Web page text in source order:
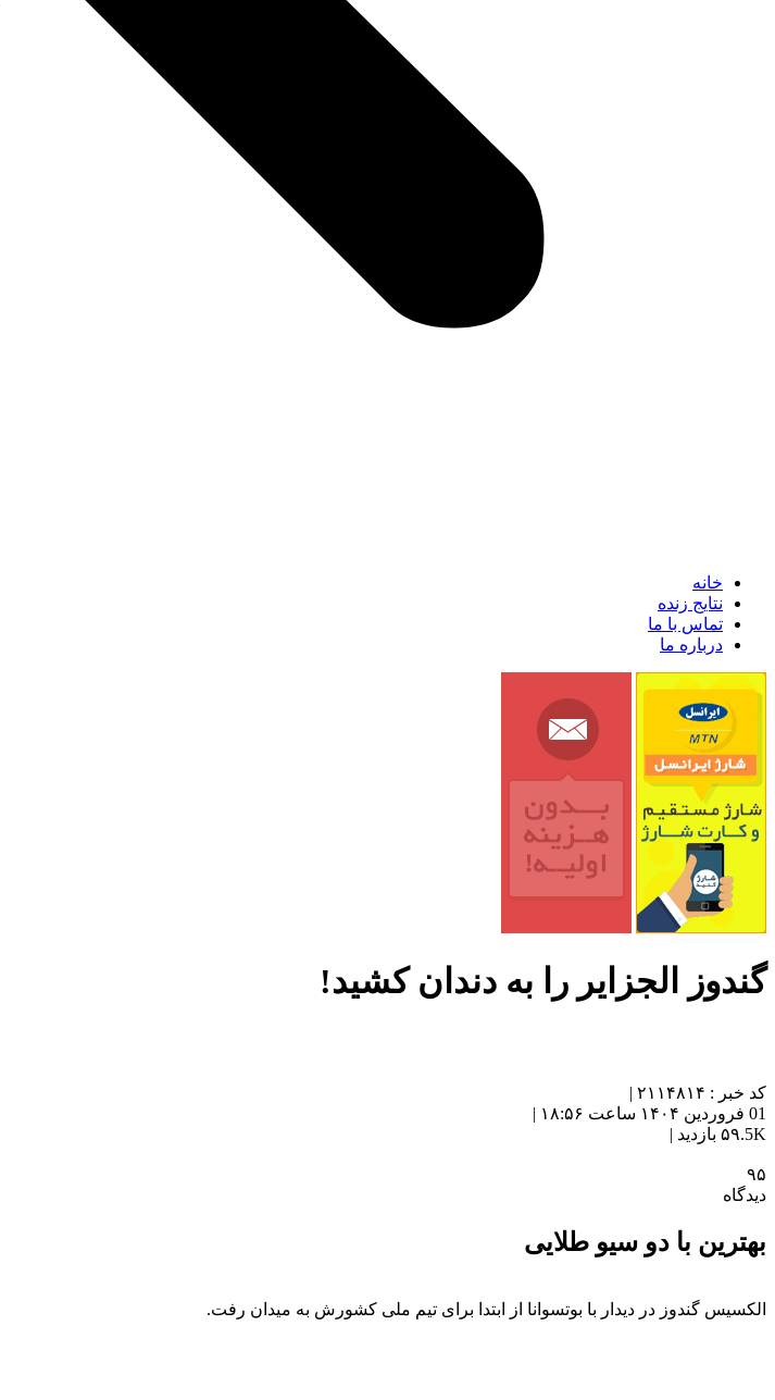
خانه
نتایج زنده
تماس با ما
درباره ما
گندوز الجزایر را به دندان کشید!
کد خبر : ۲۱۱۴۸۱۴ |
01 فروردین ۱۴۰۴ ساعت ۱۸:۵۶ |
۵۹.5K بازدید |
۹۵
دیدگاه
بهترین با دو سیو طلایی
الکسیس گندوز در دیدار با بوتسوانا از ابتدا برای تیم ملی کشورش به میدان رفت.